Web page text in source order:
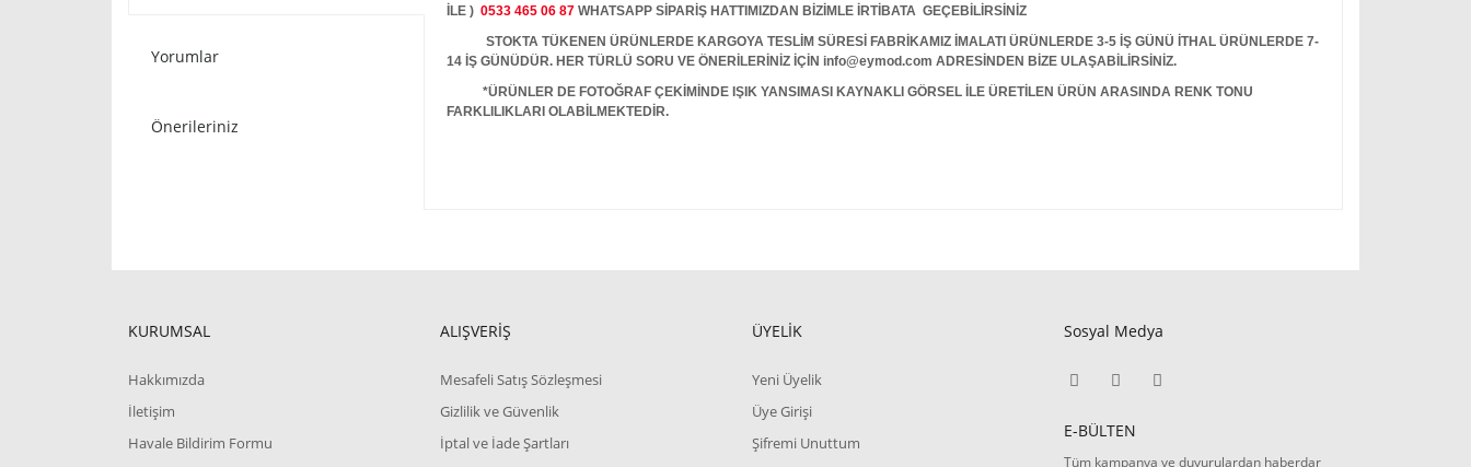
Yorumlar
Önerileriniz
İLE ) 0533 465 06 87 WHATSAPP SİPARİŞ HATTIMIZDAN BİZİMLE İRTİBATA GEÇEBİLİRSİNİZ
STOKTA TÜKENEN ÜRÜNLERDE KARGOYA TESLİM SÜRESİ FABRİKAMIZ İMALATI ÜRÜNLERDE 3-5 İŞ GÜNÜ İTHAL ÜRÜNLERDE 7-
14 İŞ GÜNÜDÜR. HER TÜRLÜ SORU VE ÖNERİLERİNİZ İÇİN info@eymod.com ADRESİNDEN BİZE ULAŞABİLİRSİNİZ.
*ÜRÜNLER DE FOTOĞRAF ÇEKİMİNDE IŞIK YANSIMASI KAYNAKLI GÖRSEL İLE ÜRETİLEN ÜRÜN ARASINDA RENK TONU
FARKLILIKLARI OLABİLMEKTEDİR.
KURUMSAL
Hakkımızda
İletişim
Havale Bildirim Formu
ALIŞVERİŞ
Mesafeli Satış Sözleşmesi
Gizlilik ve Güvenlik
İptal ve İade Şartları
ÜYELİK
Yeni Üyelik
Üye Girişi
Şifremi Unuttum
Sosyal Medya
E-BÜLTEN
Tüm kampanya ve duyurulardan haberdar